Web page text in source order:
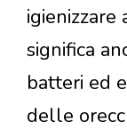
igienizzare
significa
batteri ed
delle